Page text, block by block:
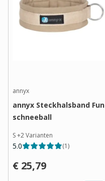
annyx
annyx Steckhalsband Fun
schneeball
S+2Varianten
5.0 (1)
€ 25,79